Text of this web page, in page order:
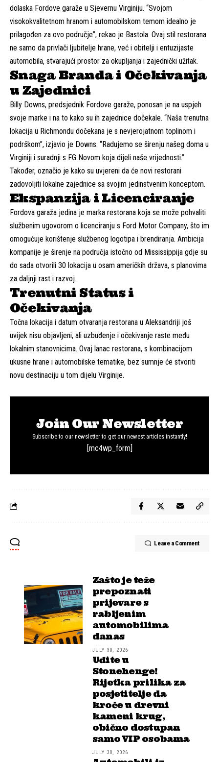
dolaska Fordove garaže u Sjevernu Virginiju. “Svojom
visokokvalitetnom hranom i automobilskom temom idealno je
prilagođen za ovo područje”, rekao je Bastola. Ovaj stil restorana
ne samo da privlači ljubitelje hrane, već i obitelji i entuzijaste
automobila, stvarajući prostor za okupljanja i zajednički užitak.
Snaga Branda i Očekivanja
u Zajednici
Billy Downs, predsjednik Fordove garaže, ponosan je na uspjeh
svoje marke i na to kako su ih zajednice dočekale. “Naša trenutna
lokacija u Richmondu dočekana je s nevjerojatnom toplinom i
podrškom”, izjavio je Downs. “Radujemo se širenju našeg doma u
Virginiji i suradnji s FG Novom koja dijeli naše vrijednosti.”
Također, označio je kako su uvjereni da će novi restorani
zadovoljiti lokalne zajednice sa svojim jedinstvenim konceptom.
Ekspanzija i Licenciranje
Fordova garaža jedina je marka restorana koja se može pohvaliti
službenim ugovorom o licenciranju s Ford Motor Company, što im
omogućuje korištenje službenog logotipa i brendiranja. Ambicija
kompanije je širenje na područja istočno od Mississippija gdje su
do sada otvorili 30 lokacija u osam američkih država, s planovima
za daljnji rast i razvoj.
Trenutni Status i
Očekivanja
Točna lokacija i datum otvaranja restorana u Aleksandriji još
uvijek nisu objavljeni, ali uzbuđenje i očekivanje raste među
lokalnim stanovnicima. Ovaj lanac restorana, s kombinacijom
ukusne hrane i automobilske tematike, bez sumnje će stvoriti
novu destinaciju u tom dijelu Virginije.
Join Our Newsletter
Subscribe to our newsletter to get our newest articles instantly!
[mc4wp_form]
Leave a Comment
Zašto je teže
prepoznati
prijevare s
rabljenim
automobilima
danas
JULY 30, 2026
Uđite u
Stonehenge!
Rijetka prilika za
posjetitelje da
kroče u drevni
kameni krug,
obično dostupan
samo VIP osobama
JULY 30, 2026